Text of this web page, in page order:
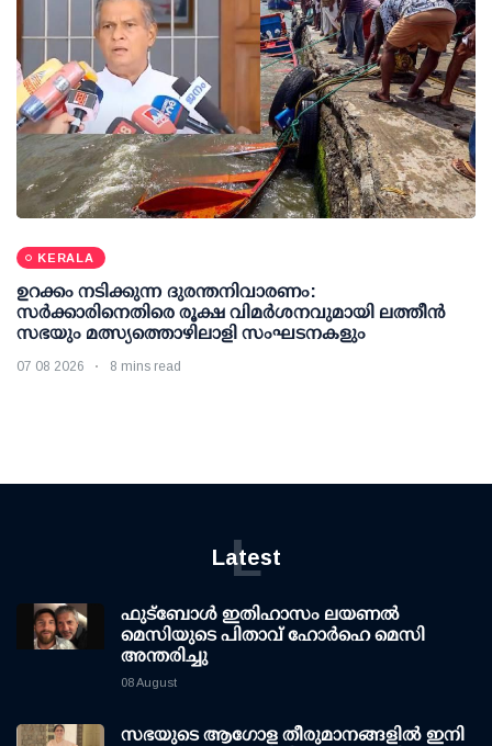
KERALA
ഉറക്കം നടിക്കുന്ന ദുരന്തനിവാരണം:
സര്‍ക്കാരിനെതിരെ രൂക്ഷ വിമര്‍ശനവുമായി ലത്തീന്‍
സഭയും മത്സ്യത്തൊഴിലാളി സംഘടനകളും
07 08 2026 8 mins read
Latest
L
ഫുട്ബോൾ ഇതിഹാസം ലയണൽ
മെസിയുടെ പിതാവ് ഹോർഹെ മെസി
അന്തരിച്ചു
08 August
സഭയുടെ ആഗോള തീരുമാനങ്ങളിൽ ഇനി